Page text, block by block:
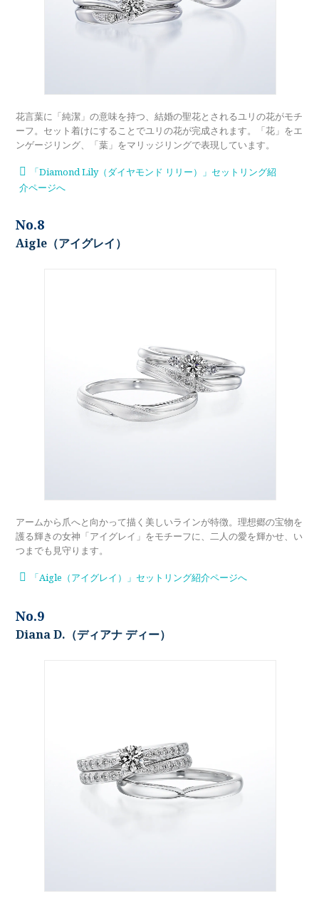
花言葉に「純潔」の意味を持つ、結婚の聖花とされるユリの花がモチ
ーフ。セット着けにすることでユリの花が完成されます。「花」をエ
ンゲージリング、「葉」をマリッジリングで表現しています。
「Diamond Lily（ダイヤモンド リリー）」セットリング紹
介ページへ
No.8
Aigle（アイグレイ）
アームから爪へと向かって描く美しいラインが特徴。理想郷の宝物を
護る輝きの女神「アイグレイ」をモチーフに、二人の愛を輝かせ、い
つまでも見守ります。
「Aigle（アイグレイ）」セットリング紹介ページへ
No.9
Diana D.（ディアナ ディー）